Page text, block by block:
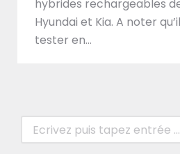
hybrides rechargeables
Hyundai et Kia. A noter
tester en…
Recherche